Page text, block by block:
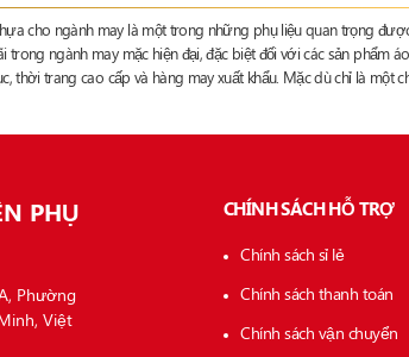
cho ngành may là một trong những phụ liệu quan trọng
trong ngành may mặc hiện đại, đặc biệt đối với các sản phẩm
thời trang cao cấp và hàng may xuất khẩu. Mặc dù chỉ là một chi
PHỤ
Phường
Việt
CHÍNH SÁCH HỖ TRỢ
Chính sách sỉ lẻ
Chính sách thanh toán
Chính sách vận chuyển